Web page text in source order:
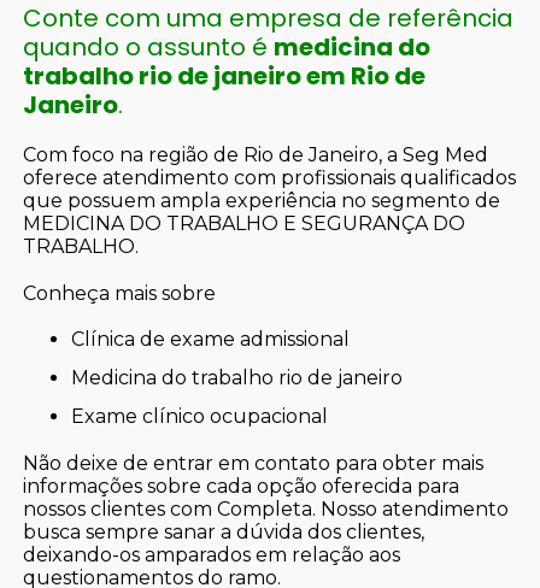
Conte com uma empresa de referência
quando o assunto é medicina do
trabalho rio de janeiro em Rio de
Janeiro.
Com foco na região de Rio de Janeiro, a Seg Med
oferece atendimento com profissionais qualificados
que possuem ampla experiência no segmento de
MEDICINA DO TRABALHO E SEGURANÇA DO
TRABALHO.
Conheça mais sobre
clínica de exame admissional
medicina do trabalho rio de janeiro
exame clínico ocupacional
Não deixe de entrar em contato para obter mais
informações sobre cada opção oferecida para
nossos clientes com Completa. Nosso atendimento
busca sempre sanar a dúvida dos clientes,
deixando-os amparados em relação aos
questionamentos do ramo.